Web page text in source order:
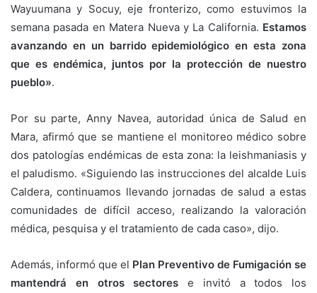
Wayuumana y Socuy, eje fronterizo, como estuvimos la
semana pasada en Matera Nueva y La California. Estamos
avanzando en un barrido epidemiológico en esta zona
que es endémica, juntos por la protección de nuestro
pueblo».
Por su parte, Anny Navea, autoridad única de Salud en
Mara, afirmó que se mantiene el monitoreo médico sobre
dos patologías endémicas de esta zona: la leishmaniasis y
el paludismo. «Siguiendo las instrucciones del alcalde Luis
Caldera, continuamos llevando jornadas de salud a estas
comunidades de difícil acceso, realizando la valoración
médica, pesquisa y el tratamiento de cada caso», dijo.
Además, informó que el Plan Preventivo de Fumigación se
mantendrá en otros sectores e invitó a todos los